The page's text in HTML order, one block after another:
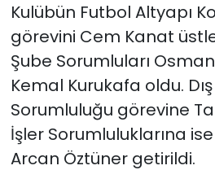
Kulübün Futbol Altyapı
görevini Cem Kanat
Şube Sorumluları
Kemal Kurukafa oldu.
Sorumluluğu görevine
İşler Sorumluluklarına ise
Arcan Öztüner getirildi.